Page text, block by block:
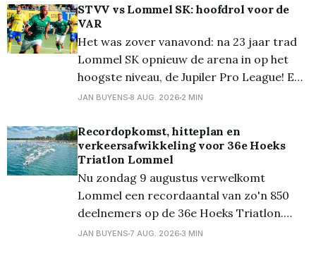
sprinttriatlon werd gewonnen door
Wouter Vander Mast bij de heren, en door
Ine Wittevrongel bij de dames. Het werd
alweer
STVV vs Lommel SK: hoofdrol voor de
VAR
Het was zover vanavond: na 23 jaar trad
Lommel SK opnieuw de arena in op het
hoogste niveau, de Jupiler Pro League! En
ze deden dat voortreffelijk want ze
zelfverzekerd op het veld en had de eerste
10 minuten het balbezit. Echte kansjes
kwamen
JAN BUYENS 8 AUG. 2026 2 MIN
Recordopkomst, hitteplan en
verkeersafwikkeling voor 36e Hoeks
Triatlon Lommel
Nu zondag 9 augustus verwelkomt
Lommel een recordaantal van zo'n 850
deelnemers op de 36e Hoeks Triatlon.
Door de voorspelde tropische
JAN BUYENS 7 AUG. 2026 3 MIN